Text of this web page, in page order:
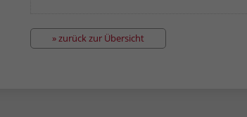
» zurück zur Übersicht